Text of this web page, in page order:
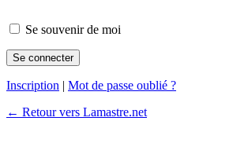
Se souvenir de moi
Inscription | Mot de passe oublié ?
← Retour vers Lamastre.net